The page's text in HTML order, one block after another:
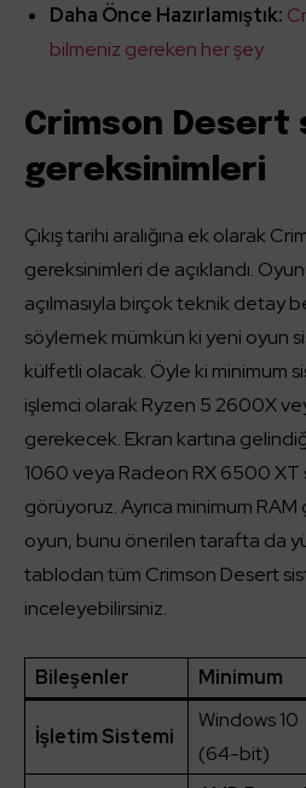
Daha Önce Hazırlamıştık:
bilmeniz gereken her şey
Crimson Desert
gereksinimleri
Çıkış tarihi aralığına ek olarak
gereksinimleri de açıklandı.
açılmasıyla birçok teknik detay
söylemek mümkün ki yeni oyun
külfetli olacak. Öyle ki minimum
işlemci olarak Ryzen 5 2600X
gerekecek. Ekran kartına
1060 veya Radeon RX 6500 XT
görüyoruz. Ayrıca minimum
oyun, bunu önerilen tarafta da
tablodan tüm Crimson Desert
inceleyebilirsiniz.
Bileşenler Minimum
İşletim Sistemi
Windows 10
(64-bit)